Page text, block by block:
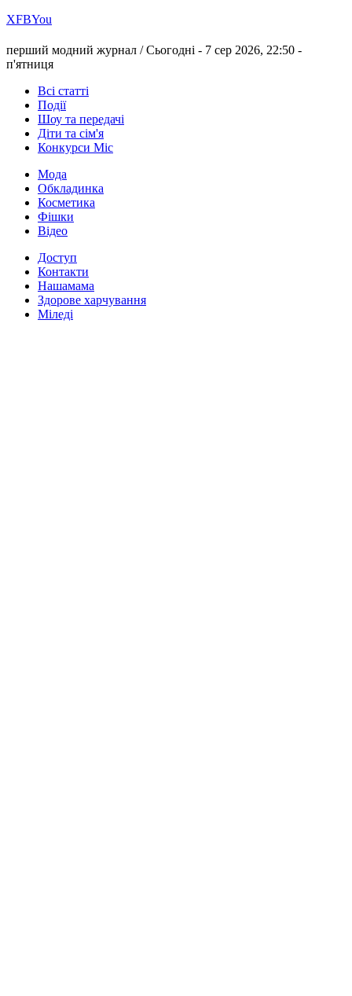
ХFBYou
перший модний журнал /Сьогодні - 7 сер 2026, 22:50 -
п'ятниця
Всі статті
Події
Шоу та передачі
Діти та сім'я
Конкурси Міс
Мода
Обкладинка
Косметика
Фішки
Відео
Доступ
Контакти
Нашамама
Здорове харчування
Міледі